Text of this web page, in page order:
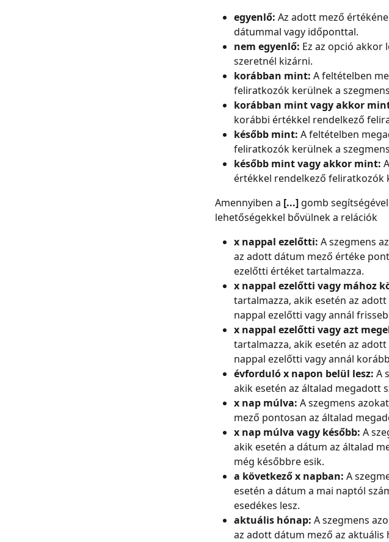
egyenlő: Az adott mező
dátummal vagy időponttal.
nem egyenlő: Ez az opció
szeretnél kizárni.
korábban mint: A feltételben
feliratkozók kerülnek a
korábban mint vagy akkor
korábbi értékkel rendelkező
később mint: A feltételben
feliratkozók kerülnek a
később mint vagy akkor mint:
értékkel rendelkező feliratkozók
Amennyiben a [...] gomb
lehetőségekkel bővülnek a relációk
x nappal ezelőtti: A szegmens
az adott dátum mező értéke
ezelőtti értéket tartalmazza.
x nappal ezelőtti vagy mához
tartalmazza, akik esetén az
nappal ezelőtti vagy annál
x nappal ezelőtti vagy azt
tartalmazza, akik esetén az
nappal ezelőtti vagy annál
évforduló x napon belül lesz: A
akik esetén az általad megadott
x nap múlva: A szegmens
mező pontosan az általad
x nap múlva vagy később: A
akik esetén a dátum az általad
még későbbre esik.
a következő x napban: A
esetén a dátum a mai naptól
esedékes lesz.
aktuális hónap: A szegmens
az adott dátum mező az aktuális